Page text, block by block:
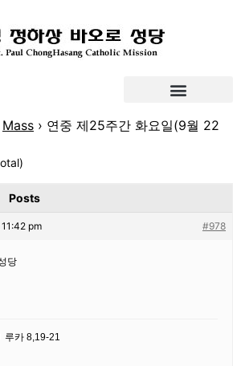
Mass › 연중 제25주간 화요일(9월 22
Posts
pm #978
당
루카 8,19-21